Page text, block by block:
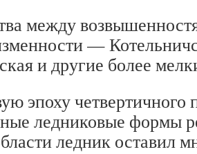
между
—
и другие более
эпоху четвертичного
ледниковые формы
ледник оставил